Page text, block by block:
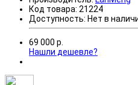
Код товара: 21224
Доступность: Нет в
69 000 р.
Нашли дешевле?